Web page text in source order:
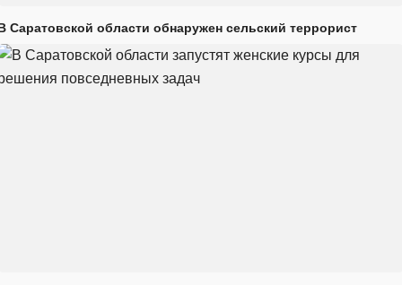
Саратовской области обнаружен сельский террорист